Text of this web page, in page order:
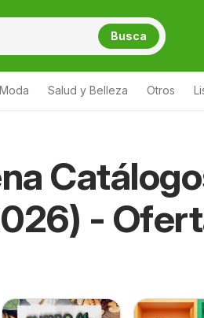
Busca
Salud y Belleza Otros
-